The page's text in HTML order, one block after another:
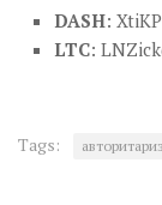
DASH:
LTC:
Tags: